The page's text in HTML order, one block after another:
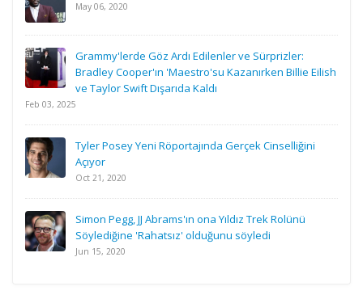
May 06, 2020
Grammy'lerde Göz Ardı Edilenler ve Sürprizler:
Bradley Cooper'ın 'Maestro'su Kazanırken Billie Eilish
ve Taylor Swift Dışarıda Kaldı
Feb 03, 2025
Tyler Posey Yeni Röportajında Gerçek Cinselliğini
Açıyor
Oct 21, 2020
Simon Pegg, JJ Abrams'ın ona Yıldız Trek Rolünü
Söylediğine 'Rahatsız' olduğunu söyledi
Jun 15, 2020